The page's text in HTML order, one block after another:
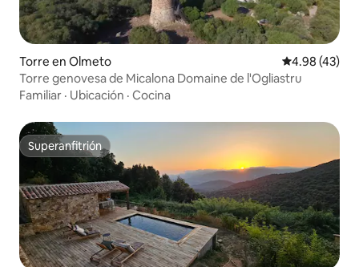
Torre en Olmeto Calificación
4.98 (43)
Torre genovesa de Micalona Domaine de l'Ogliastru
Familiar · Ubicación · Cocina
Superanfitrión
Superanfitrión